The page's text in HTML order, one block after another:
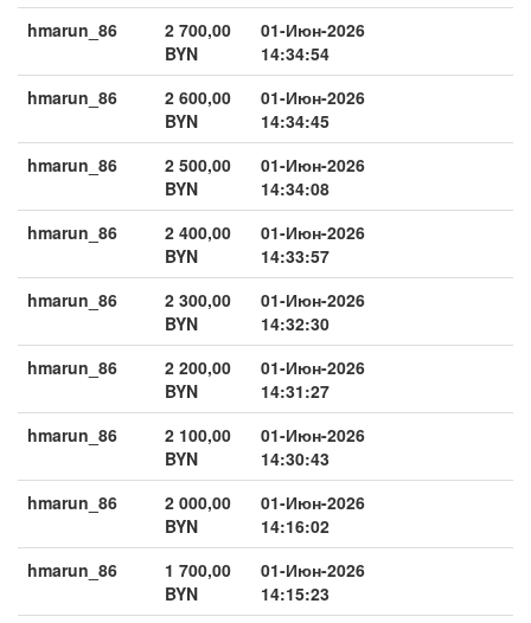
hmarun_86
2 700,00
BYN
01-Июн-2026
14:34:54
hmarun_86
2 600,00
BYN
01-Июн-2026
14:34:45
hmarun_86
2 500,00
BYN
01-Июн-2026
14:34:08
hmarun_86
2 400,00
BYN
01-Июн-2026
14:33:57
hmarun_86
2 300,00
BYN
01-Июн-2026
14:32:30
hmarun_86
2 200,00
BYN
01-Июн-2026
14:31:27
hmarun_86
2 100,00
BYN
01-Июн-2026
14:30:43
hmarun_86
2 000,00
BYN
01-Июн-2026
14:16:02
hmarun_86
1 700,00
BYN
01-Июн-2026
14:15:23